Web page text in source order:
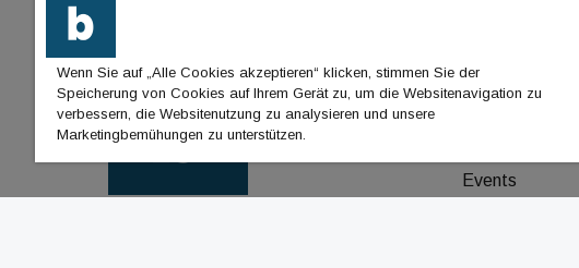
Events
Wenn Sie auf „Alle Cookies akzeptieren“ klicken, stimmen Sie der
Speicherung von Cookies auf Ihrem Gerät zu, um die Websitenavigation zu
verbessern, die Websitenutzung zu analysieren und unsere
Marketingbemühungen zu unterstützen.